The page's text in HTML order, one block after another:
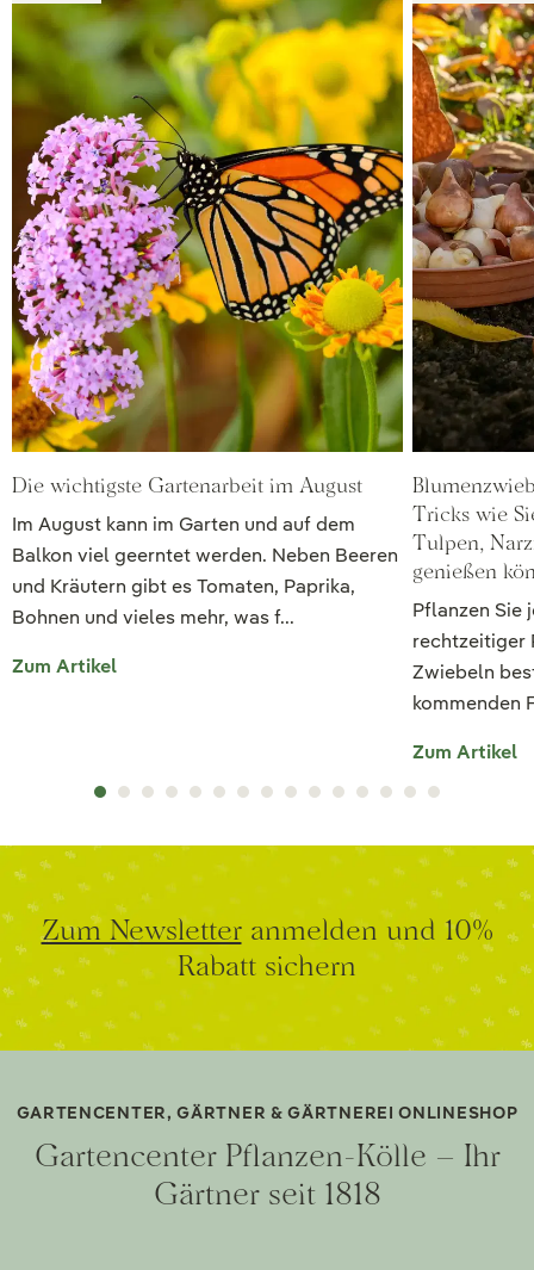
Die wichtigste Gartenarbeit im August
Im August kann im Garten und auf dem
Balkon viel geerntet werden. Neben Beeren
und Kräutern gibt es Tomaten, Paprika,
Bohnen und vieles mehr, was f...
Zum Artikel
Tricks wie
Tulpen,
genießen
Pflanzen Sie
rechtzeitiger
Zwiebeln
kommenden
Zum Artikel
Zum Newsletteranmelden und 10%
Rabatt sichern
GARTENCENTER, GÄRTNER & GÄRTNEREI ONLINESHOP
Gartencenter Pflanzen-Kölle – Ihr
Gärtner seit 1818